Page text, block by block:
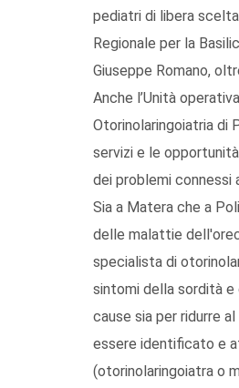
pediatri di libera
Regionale per la
Giuseppe Romano,
Anche l’Unità
Otorinolaringoiatria di
servizi e le
dei problemi connessi
Sia a Matera che a
delle malattie
specialista di
sintomi della sordità e
cause sia per ridurre
essere identificato e
(otorinolaringoiatra o